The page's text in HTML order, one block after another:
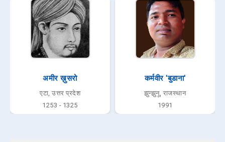
अमीर ख़ुसरो
एटा, उत्तर प्रदेश
1253 - 1325
कर्मवीर 'बुडाना'
झुन्झुनू, राजस्थान
1991